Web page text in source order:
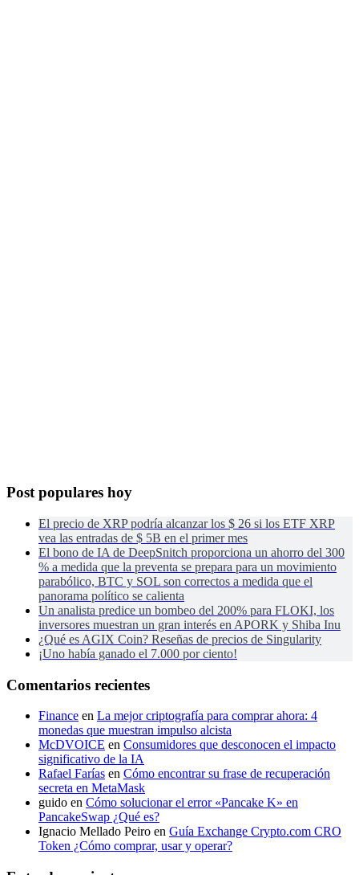
Post populares hoy
El precio de XRP podría alcanzar los $ 26 si los ETF XRP
vea las entradas de $ 5B en el primer mes
El bono de IA de DeepSnitch proporciona un ahorro del 300
% a medida que la preventa se prepara para un movimiento
parabólico, BTC y SOL son correctos a medida que el
panorama político se calienta
Un analista predice un bombeo del 200% para FLOKI, los
inversores muestran un gran interés en APORK y Shiba Inu
¿Qué es AGIX Coin? Reseñas de precios de Singularity
¡Uno había ganado el 7.000 por ciento!
Comentarios recientes
Finance en La mejor criptografía para comprar ahora: 4
monedas que muestran impulso alcista
McDVOICE en Consumidores que desconocen el impacto
significativo de la IA
Rafael Farías en Cómo encontrar su frase de recuperación
secreta en MetaMask
guido en Cómo solucionar el error «Pancake K» en
PancakeSwap ¿Qué es?
Ignacio Mellado Peiro en Guía Exchange Crypto.com CRO
Token ¿Cómo comprar, usar y operar?